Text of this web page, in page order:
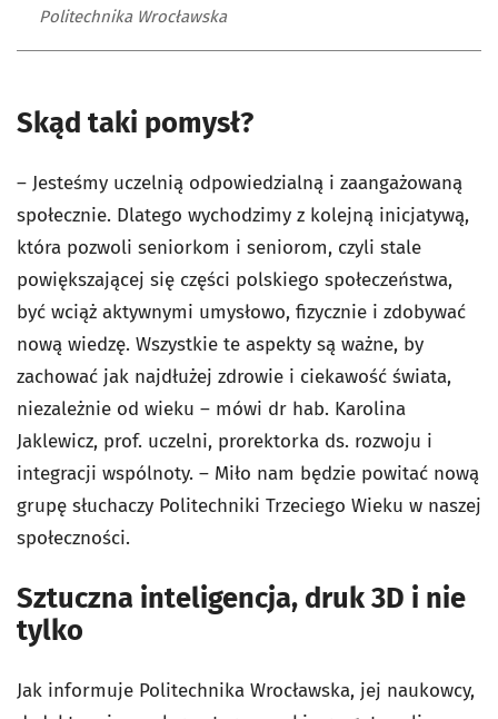
Politechnika Wrocławska
Skąd taki pomysł?
– Jesteśmy uczelnią odpowiedzialną i zaangażowaną
społecznie. Dlatego wychodzimy z kolejną inicjatywą,
która pozwoli seniorkom i seniorom, czyli stale
powiększającej się części polskiego społeczeństwa,
być wciąż aktywnymi umysłowo, fizycznie i zdobywać
nową wiedzę. Wszystkie te aspekty są ważne, by
zachować jak najdłużej zdrowie i ciekawość świata,
niezależnie od wieku – mówi dr hab. Karolina
Jaklewicz, prof. uczelni, prorektorka ds. rozwoju i
integracji wspólnoty. – Miło nam będzie powitać nową
grupę słuchaczy Politechniki Trzeciego Wieku w naszej
społeczności.
Sztuczna inteligencja, druk 3D i nie
tylko
Jak informuje Politechnika Wrocławska, jej naukowcy,